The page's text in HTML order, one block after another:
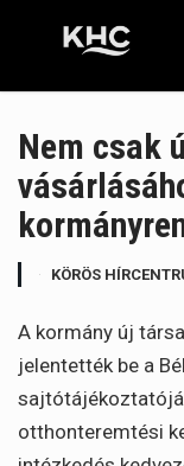
Nem csak
KÖRÖS
A kormány új
jelentették be a
otthonteremtési